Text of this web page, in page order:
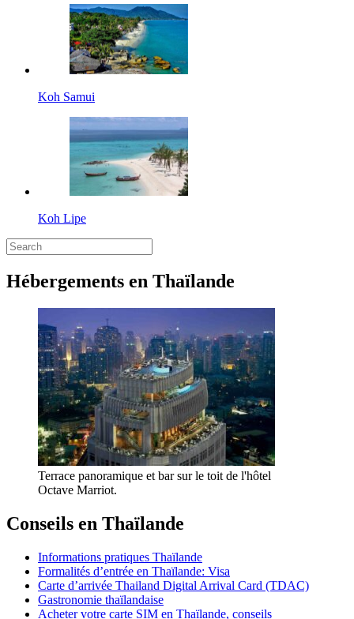
Koh Samui
Koh Lipe
Hébergements en Thaïlande
Terrace panoramique et bar sur le toit de l'hôtel
Octave Marriot.
Conseils en Thaïlande
Informations pratiques Thaïlande
Formalités d’entrée en Thaïlande: Visa
Carte d’arrivée Thailand Digital Arrival Card (TDAC)
Gastronomie thaïlandaise
Acheter votre carte SIM en Thaïlande, conseils